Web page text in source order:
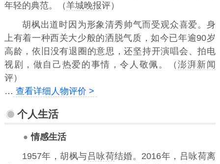
年轻的典范。（羊城晚报评）
胡枫出道时因为形象清秀帅气而受观众喜爱。身
上有着一种西关大少般的洒脱气质，如今已年逾90岁
高龄，依旧没有退圈的意思，还坚持开演唱会、拍电
视剧，做自己热爱的事情，令人敬佩。（澎湃新闻
评）
… 查看详细人物评价 >
个人生活
情感生活
1957年，胡枫与吕咏荷结婚。2016年，吕咏荷离